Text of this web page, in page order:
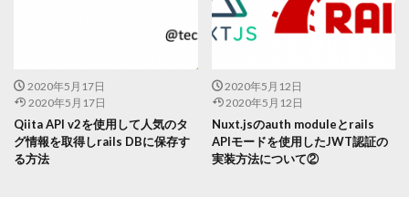
2020年5月17日
2020年5月17日
Qiita API v2を使用して人気のタ
グ情報を取得しrails DBに保存す
る方法
2020年5月12日
2020年5月12日
Nuxt.jsのauth moduleとrails
APIモードを使用したJWT認証の
実装方法について②